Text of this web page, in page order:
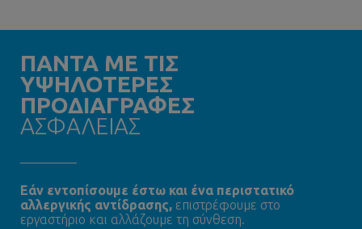
ΠΑΝΤΑ ΜΕ ΤΙΣ
ΥΨΗΛΟΤΕΡΕΣ
ΠΡΟΔΙΑΓΡΑΦΕΣ
ΑΣΦΑΛΕΙΑΣ
Εάν εντοπίσουμε έστω και ένα περιστατικό
αλλεργικής αντίδρασης, επιστρέφουμε στο
εργαστήριο και αλλάζουμε τη σύνθεση.